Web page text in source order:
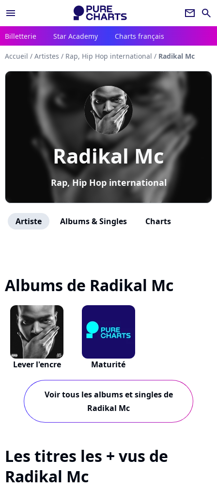
menu newsletter search
Billetterie Star Academy Charts français
Accueil / Artistes / Rap, Hip Hop international / Radikal Mc
Radikal Mc
Rap, Hip Hop international
Artiste Albums & Singles Charts
Albums de Radikal Mc
Lever l'encre Maturité
Voir tous les albums et singles de
Radikal Mc
Les titres les + vus de
Radikal Mc